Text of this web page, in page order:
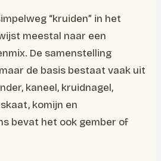
“kruiden” in het
meestal naar een
De samenstelling
de basis bestaat vaak uit
kaneel, kruidnagel,
komijn en
bevat het ook gember of